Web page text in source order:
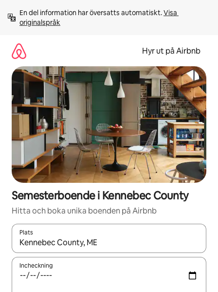
innehåll
En del information har översatts automatiskt. Visa
originalspråk
Hyr ut på Airbnb
Semesterboende i Kennebec County
Hitta och boka unika boenden på Airbnb
Plats
När resultaten är tillgängliga kan du navigera med upp- och
Incheckning